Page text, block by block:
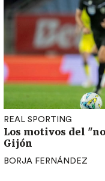
REAL SPORTING
Los motivos del
Gijón
BORJA FERNÁNDEZ